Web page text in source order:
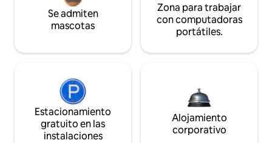
Se admiten
mascotas
Zona para trabajar
con computadoras
portátiles.
Estacionamiento
gratuito en las
instalaciones
Alojamiento
corporativo